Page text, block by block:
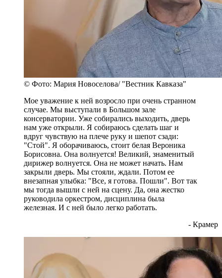
© Фото: Мария Новоселова/ "Вестник Кавказа"
Мое уважение к ней возросло при очень странном
случае. Мы выступали в Большом зале
консерватории. Уже собирались выходить, дверь
нам уже открыли. Я собираюсь сделать шаг и
вдруг чувствую на плече руку и шепот сзади:
"Стой". Я оборачиваюсь, стоит белая Вероника
Борисовна. Она волнуется! Великий, знаменитый
дирижер волнуется. Она не может начать. Нам
закрыли дверь. Мы стояли, ждали. Потом ее
внезапная улыбка: "Все, я готова. Пошли". Вот так
мы тогда вышли с ней на сцену. Да, она жестко
руководила оркестром, дисциплина была
железная. И с ней было легко работать.
- Крамер